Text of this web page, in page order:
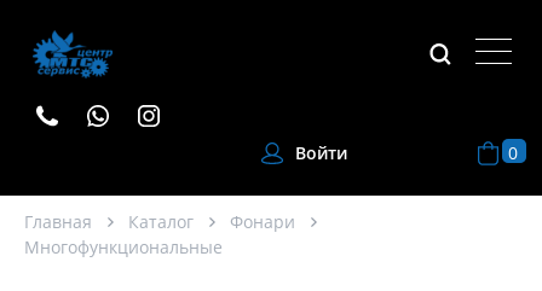
Войти 0
Главная Каталог
Фонари
Многофункциональные